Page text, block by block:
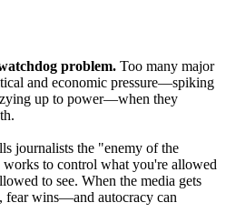
problem. Too many major
and economic pressure—spiking
up to power—when they
journalists the "enemy of the
to control what you're allowed
to see. When the media gets
fear wins—and autocracy can